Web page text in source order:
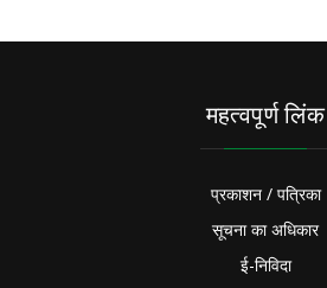
महत्वपूर्ण लिंक
प्रकाशन / पत्रिका
सूचना का अधिकार
ई-निविदा